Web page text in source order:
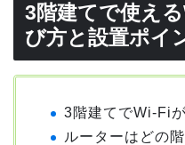
3階建てで使え
び方と設置ポイ
3階建てでWi-Fi
ルーターはどの